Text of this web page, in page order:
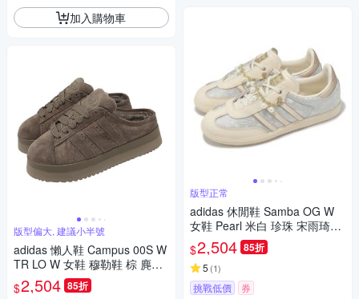
加入購物車
版型偏大, 建議小半號
adidas 懶人鞋 Campus 00S W
TR LO W 女鞋 穆勒鞋 棕 麂皮
厚底 絨毛 JR3731
$2,504 85折
版型正常
adidas 休閒鞋 Samba OG W
女鞋 Pearl 米白 珍珠 宋雨琦同
款 愛迪達 JQ2616
$2,504 85折
5 (1)
挑戰低價 券